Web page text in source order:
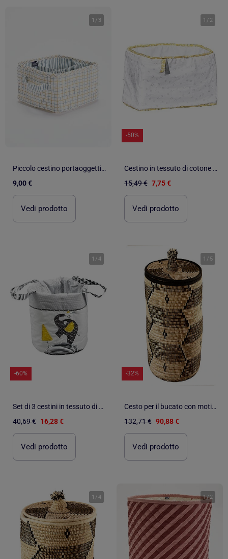
1 / 3
Piccolo cestino portaoggetti in tessuto
9,00 €
Vedi prodotto
1 / 2
-50%
Cestino in tessuto di cotone - BABYPRICE
15,49 € 7,75 €
Vedi prodotto
1 /4
-60%
Set di 3 cestini in tessuto di cotone - SAUTHON
40,69 € 16,28 €
Vedi prodotto
1 / 5
-32%
Cesto per il bucato con motivi etnici in fibre naturali
132,71 € 90,88 €
Vedi prodotto
1 /4 1/2